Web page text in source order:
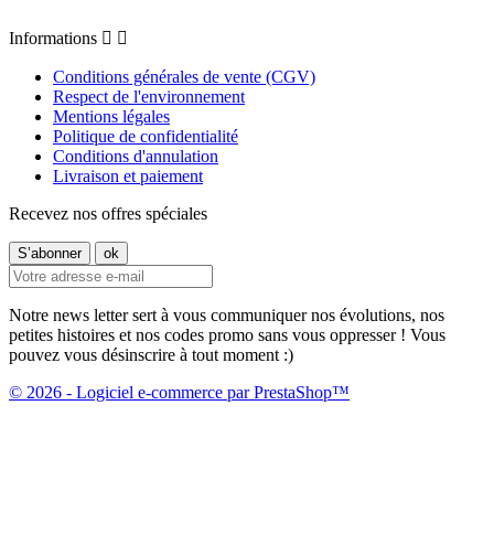
Informations  
Conditions générales de vente (CGV)
Respect de l'environnement
Mentions légales
Politique de confidentialité
Conditions d'annulation
Livraison et paiement
Recevez nos offres spéciales
Notre news letter sert à vous communiquer nos évolutions, nos
petites histoires et nos codes promo sans vous oppresser ! Vous
pouvez vous désinscrire à tout moment :)
© 2026 - Logiciel e-commerce par PrestaShop™